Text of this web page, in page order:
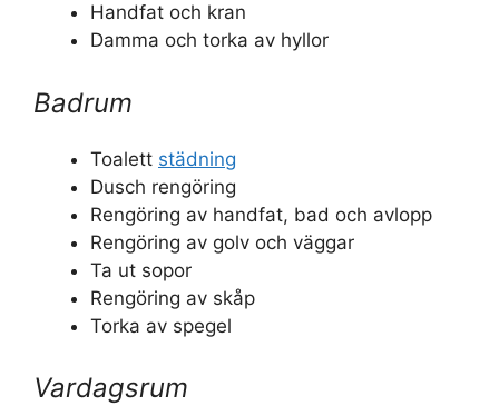
Handfat och kran
Damma och torka av hyllor
Badrum
Toalett städning
Dusch rengöring
Rengöring av handfat, bad och avlopp
Rengöring av golv och väggar
Ta ut sopor
Rengöring av skåp
Torka av spegel
Vardagsrum